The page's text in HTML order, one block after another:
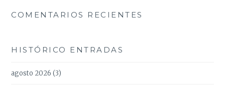
COMENTARIOS RECIENTES
HISTÓRICO ENTRADAS
agosto 2026 (3)